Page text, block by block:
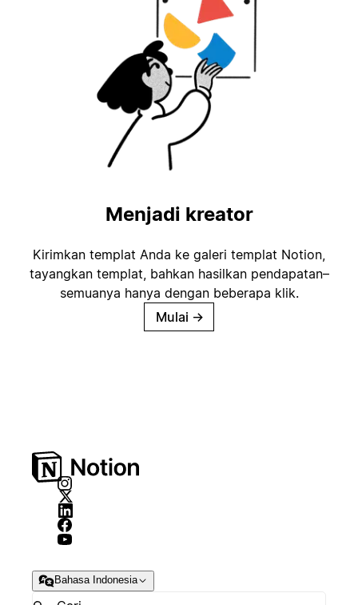
Menjadi kreator
Kirimkan templat Anda ke galeri templat Notion,
tayangkan templat, bahkan hasilkan pendapatan–
semuanya hanya dengan beberapa klik.
Mulai →
Bahasa Indonesia